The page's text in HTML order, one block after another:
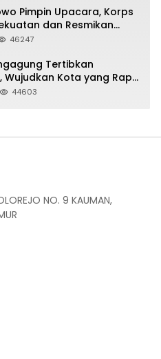
Pimpin Upacara, Korps
dan Resmikan
46247
Tertibkan
Wujudkan Kota yang Rapi
44603
NO. 9 KAUMAN,